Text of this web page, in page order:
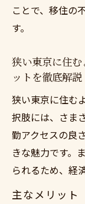
家族でゆ
狭い東
もうで
狭い東
もう
狭い東
もうで
狭い東
もう
ことで、移住の
す。
狭い東京に住
ットを徹底解説
狭い東京に住む
択肢には、さま
勤アクセスの良
きな魅力です。
られるため、経
主なメリット